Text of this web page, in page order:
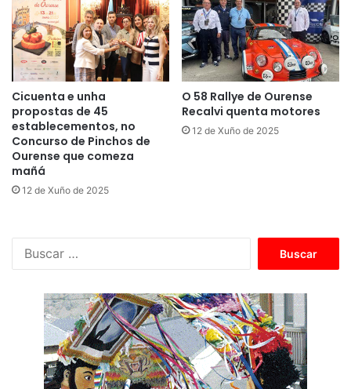
Cicuenta e unha
propostas de 45
establecementos, no
Concurso de Pinchos de
Ourense que comeza
mañá
12 de Xuño de 2025
O 58 Rallye de Ourense
Recalvi quenta motores
12 de Xuño de 2025
c
a
r
: